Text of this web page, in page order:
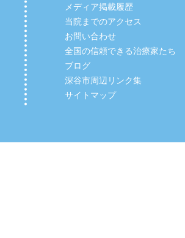
メディア掲載履歴
当院までのアクセス
お問い合わせ
全国の信頼できる治療家たち
ブログ
深谷市周辺リンク集
サイトマップ